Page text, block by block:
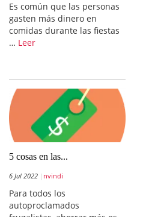
Es común que las personas
gasten más dinero en
comidas durante las fiestas
… Leer
5 cosas en las...
6 Jul 2022 nvindi
Para todos los
autoproclamados